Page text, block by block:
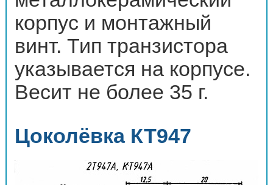
корпус и монтажный
винт. Тип транзистора
указывается на корпусе.
Весит не более 35 г.
Цоколёвка КТ947